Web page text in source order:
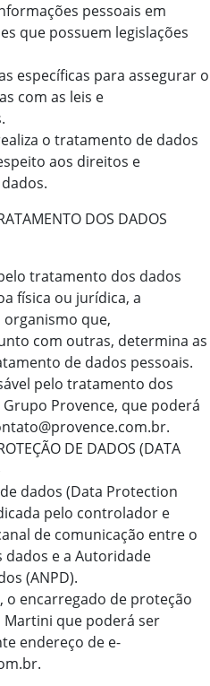
pessoais em
que possuem legislações
específicas para assegurar o
com as leis e
o tratamento de dados
aos direitos e
DOS DADOS
tratamento dos dados
física ou jurídica, a
que,
com outras, determina as
de dados pessoais.
pelo tratamento dos
Provence, que poderá
DE DADOS (DATA
dados (Data Protection
pelo controlador e
de comunicação entre o
e a Autoridade
(ANPD).
o encarregado de proteção
Martini que poderá ser
endereço de e-